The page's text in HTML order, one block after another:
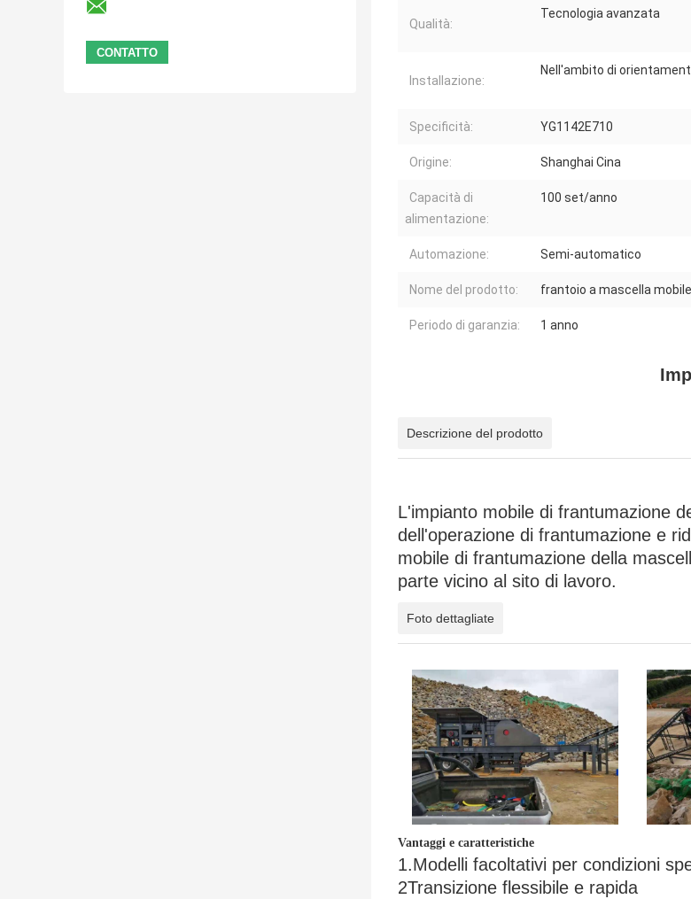
Qualità:
Tecnologia avanzata
Installazione:
Nell'ambito di
Specificità: YG1142E710
Origine: Shanghai Cina
Capacità di
alimentazione:
100 set/anno
Automazione: Semi-automatico
Nome del prodotto: frantoio a mascella mobile
Periodo di garanzia: 1 anno
Descrizione del prodotto
L'impianto mobile di frantumazione
dell'operazione di frantumazione e
mobile di frantumazione della
parte vicino al sito di lavoro.
Foto dettagliate
Vantaggi e caratteristiche
1.Modelli facoltativi per condizioni
2Transizione flessibile e rapida